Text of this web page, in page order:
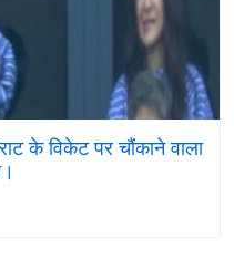
के विकेट पर चौंकाने वाला